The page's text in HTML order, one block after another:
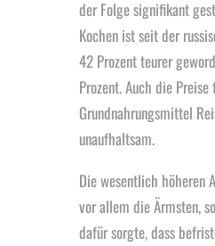
der Folge signifikant
Kochen ist seit der
42 Prozent teurer
Prozent. Auch die Preise
Grundnahrungsmittel
unaufhaltsam.
Die wesentlich höheren
vor allem die Ärmsten,
dafür sorgte, dass